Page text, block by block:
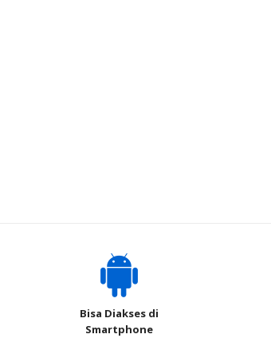
Bisa Diakses di
Smartphone